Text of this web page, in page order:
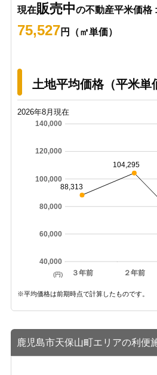
現在販売中の不動産平米価格 :
75,527円（㎡単価）
土地平均価格（平米単
2026年8月現在
３年前 ２年前
40,000
60,000
80,000
100,000
120,000
140,000
88,313
104,295
(円)
※平均価格は前期時点で計算したものです。
鹿児島市天保山町エリアの利便